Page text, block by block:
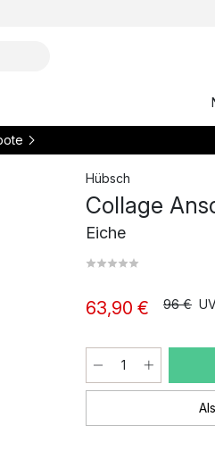
Hübsch
Collage
Eiche
63,90 € 96 €